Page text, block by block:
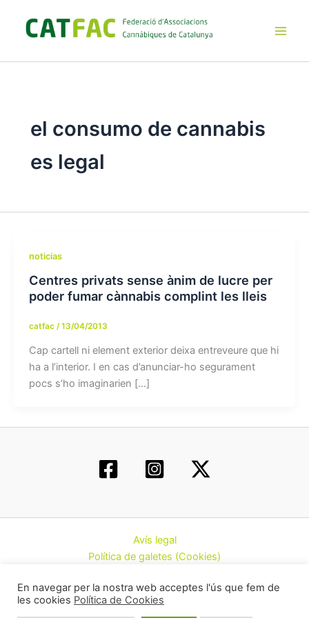
contenido
el consumo de cannabis
es legal
noticias
Centres privats sense ànim de lucre per
poder fumar cànnabis complint les lleis
catfac /13/04/2013
Cap cartell ni element exterior deixa entreveure que hi
ha a l’interior. I en cas d’anunciar-ho segurament
pocs s’ho imaginarien […]
Avís legal
Política de galetes (Cookies)
Contacte
En navegar per la nostra web acceptes l'ús que fem de
les cookies Política de Cookies